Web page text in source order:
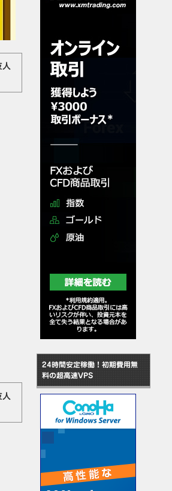
24時間安定稼働！初期費用無
料の超高速VPS